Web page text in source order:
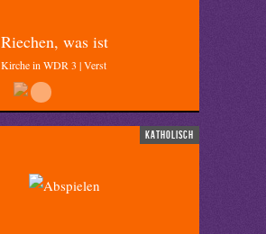
Riechen, was ist
Kirche in WDR 3 | Verst
katholisch